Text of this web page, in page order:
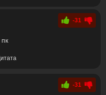
-31
-31